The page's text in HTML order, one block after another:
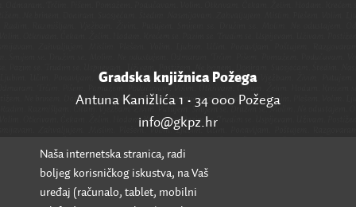
Gradska knjižnica Požega
Antuna Kanižlića 1 • 34 000 Požega
info@gkpz.hr
SVI KONTAKTI
Naša internetska stranica, radi
boljeg korisničkog iskustva, na Vaš
uređaj (računalo, tablet, mobilni